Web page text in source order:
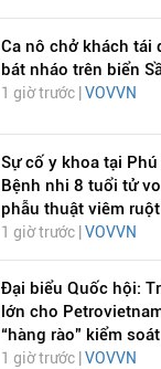
Ca nô chở khách tái
bát nháo trên biển
1 giờ trước | VOVVN
Sự cố y khoa tại Phú
Bệnh nhi 8 tuổi tử
phẫu thuật viêm
1 giờ trước | VOVVN
Đại biểu Quốc hội:
lớn cho
“hàng rào” kiểm soát
1 giờ trước | VOVVN